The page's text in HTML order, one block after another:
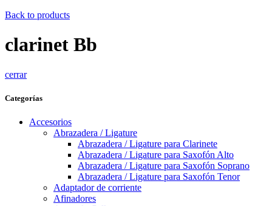
Back to products
clarinet Bb
cerrar
Categorías
Accesorios
Abrazadera / Ligature
Abrazadera / Ligature para Clarinete
Abrazadera / Ligature para Saxofón Alto
Abrazadera / Ligature para Saxofón Soprano
Abrazadera / Ligature para Saxofón Tenor
Adaptador de corriente
Afinadores